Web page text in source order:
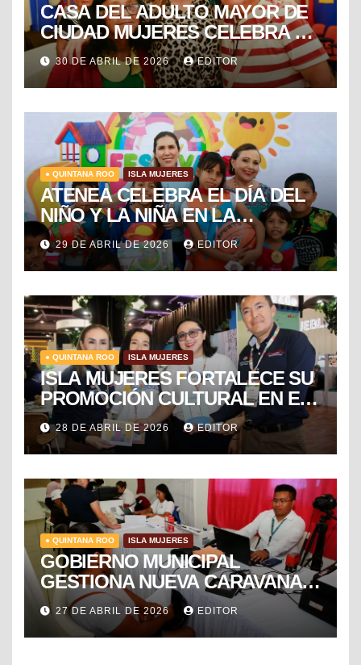
CASA DEL ADULTO MAYOR DE
CIUDAD MUJERES CELEBRA EL
DÍA DEL NIÑO Y LA NIÑA CON
PUESTA EN ESCENA DE LA
VECINDAD DEL CHAVO
30 DE ABRIL DE 2026 EDITOR
● QUINTANA ROO ISLA MUJERES
ATENEA CELEBRA EL DÍA DEL
NIÑO Y LA NIÑA EN LA
COLONIA EL RAMAL DE
CIUDAD MUJERES
29 DE ABRIL DE 2026 EDITOR
● QUINTANA ROO ISLA MUJERES
ISLA MUJERES FORTALECE SU
PROMOCIÓN CULTURAL EN EL
TIANGUIS TURÍSTICO DE
MÉXICO
28 DE ABRIL DE 2026 EDITOR
● QUINTANA ROO ISLA MUJERES
GOBIERNO MUNICIPAL
GESTIONA NUEVA CARAVANA
DE FORMALIZACIÓN Y
PROGRESO DEL SAT PARA
FACILITAR TRÁMITES FISCALES
27 DE ABRIL DE 2026 EDITOR